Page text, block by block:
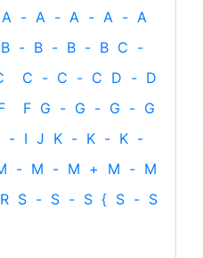
A - A - A - A - A
B - B - B - B C -
C - C - C D - D
F G - G - G - G
- I J K - K - K -
- M - M + M - M
R S - S - S { S - S